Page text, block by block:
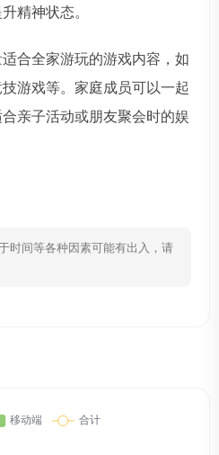
精神状态。
适合全家游玩的游戏内容，如
游戏等。家庭成员可以一起
亲子活动或朋友聚会时的娱
时间等各种因素可能有出入，请